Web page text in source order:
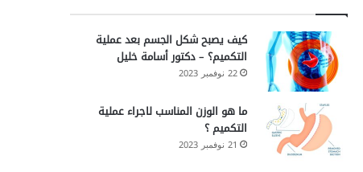
كيف يصبح شكل الجسم بعد عملية
التكميم؟ – دكتور أسامة خليل
22 نوفمبر 2023
ما هو الوزن المناسب لاجراء عملية
التكميم ؟
21 نوفمبر 2023